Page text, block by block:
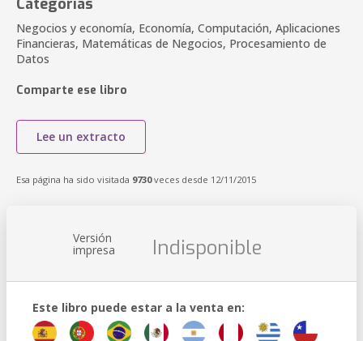
Categorías
Negocios y economía, Economía, Computación, Aplicaciones
Financieras, Matemáticas de Negocios, Procesamiento de
Datos
Comparte ese libro
Lee un extracto
Esa página ha sido visitada 9730veces desde 12/11/2015
Versión
impresa Indisponible
Este libro puede estar a la venta en: